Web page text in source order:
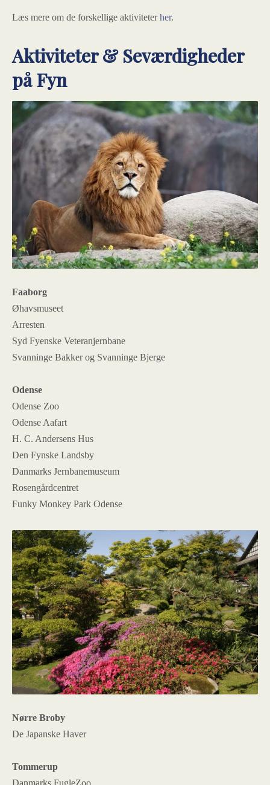
Læs mere om de forskellige aktiviteterher.
Aktiviteter & Seværdigheder
på Fyn
Faaborg
Øhavsmuseet
Arresten
Syd Fyenske Veteranjernbane
Svanninge Bakker og Svanninge Bjerge
Odense
Odense Zoo
Odense Aafart
H. C. Andersens Hus
Den Fynske Landsby
Danmarks Jernbanemuseum
Rosengårdcentret
Funky Monkey Park Odense
Nørre Broby
De Japanske Haver
Tommerup
Danmarks FugleZoo